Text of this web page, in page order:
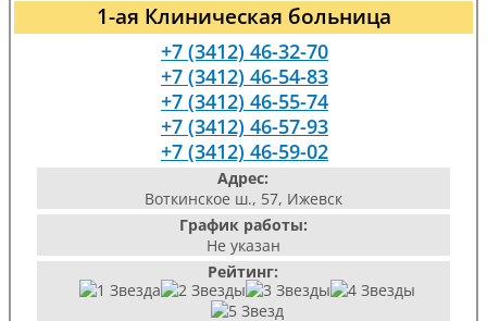
1-ая Клиническая больница
+7 (3412) 46-32-70
+7 (3412) 46-54-83
+7 (3412) 46-55-74
+7 (3412) 46-57-93
+7 (3412) 46-59-02
Адрес:
Воткинское ш., 57, Ижевск
График работы:
Не указан
Рейтинг: